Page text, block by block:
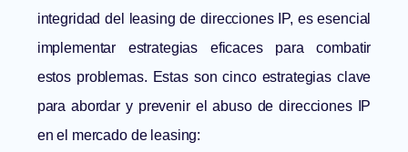
integridad del leasing de direcciones IP, es esencial
implementar estrategias eficaces para combatir
estos problemas. Estas son cinco estrategias clave
para abordar y prevenir el abuso de direcciones IP
en el mercado de leasing: